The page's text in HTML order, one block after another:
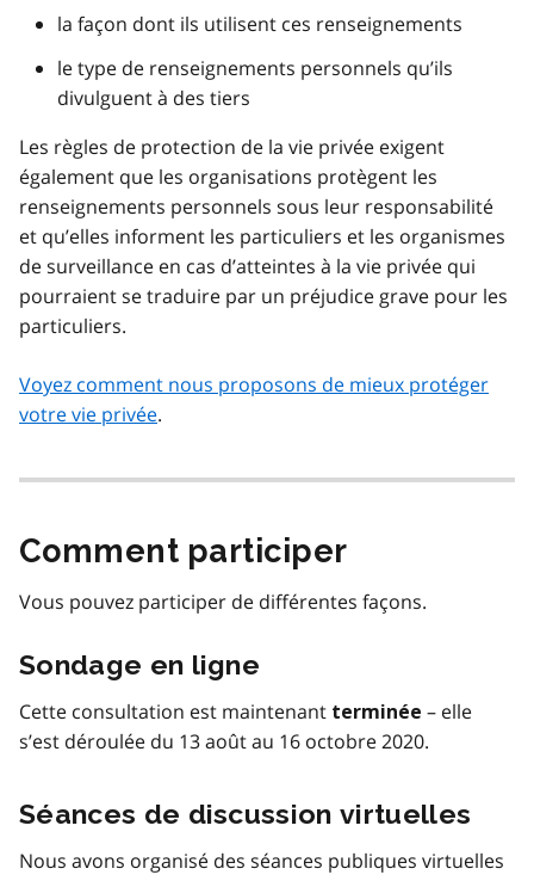
la façon dont ils utilisent ces renseignements
le type de renseignements personnels qu’ils
divulguent à des tiers
Les règles de protection de la vie privée exigent
également que les organisations protègent les
renseignements personnels sous leur responsabilité
et qu’elles informent les particuliers et les organismes
de surveillance en cas d’atteintes à la vie privée qui
pourraient se traduire par un préjudice grave pour les
particuliers.
Voyez comment nous proposons de mieux protéger
votre vie privée.
Comment participer
Vous pouvez participer de différentes façons.
Sondage en ligne
Cette consultation est maintenant terminée – elle
s’est déroulée du 13 août au 16 octobre 2020.
Séances de discussion virtuelles
Nous avons organisé des séances publiques virtuelles